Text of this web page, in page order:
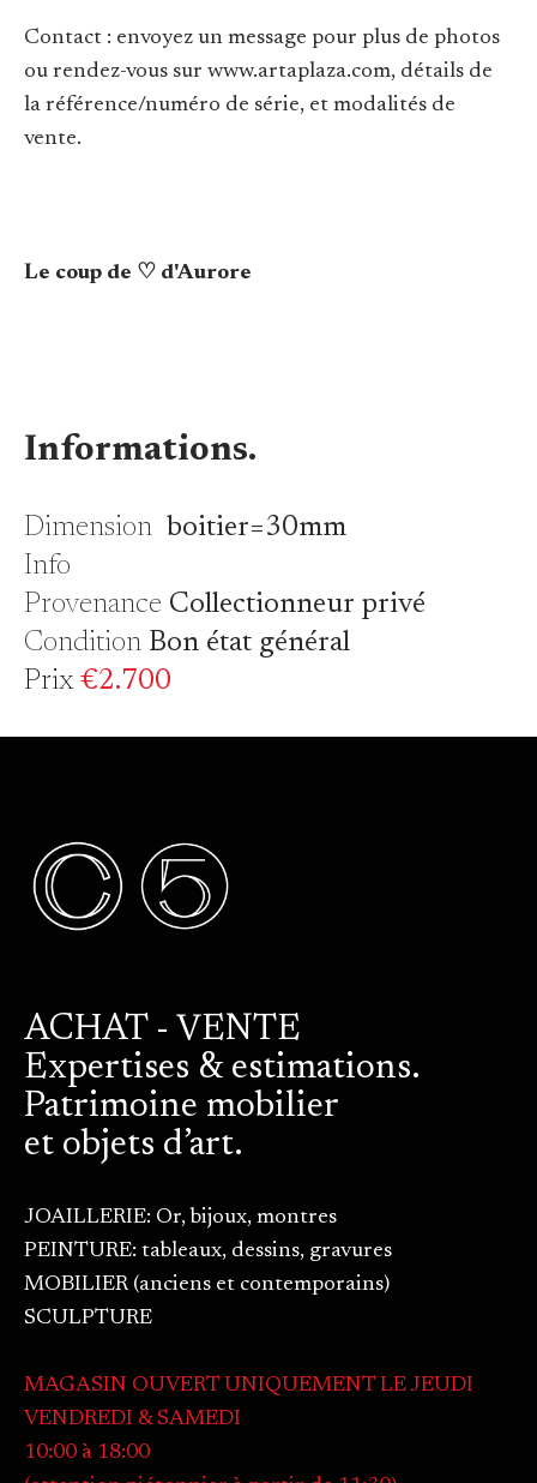
Contact : envoyez un message pour plus de photos
ou rendez-vous sur www.artaplaza.com, détails de
la référence/numéro de série, et modalités de
vente.
Le coup de ♡ d'Aurore
Informations.
Dimensionboitier=30mm
Info
Provenance Collectionneur privé
Condition Bon état général
Prix€2.700
ACHAT - VENTE
Expertises & estimations.
Patrimoine mobilier
et objets d’art.
JOAILLERIE: Or, bijoux, montres
PEINTURE: tableaux, dessins, gravures
MOBILIER (anciens et contemporains)
SCULPTURE
MAGASIN OUVERT UNIQUEMENT LE JEUDI
VENDREDI & SAMEDI
10:00 à 18:00